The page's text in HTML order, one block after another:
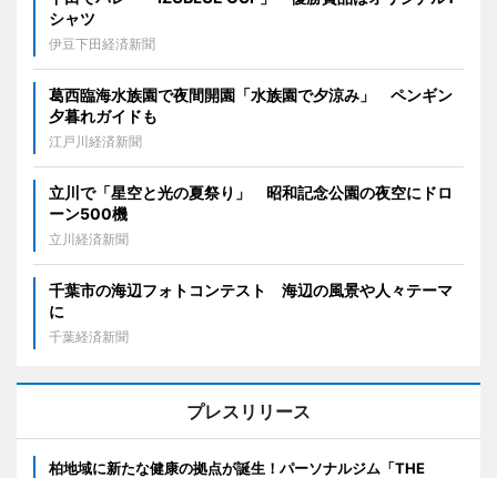
シャツ
伊豆下田経済新聞
葛西臨海水族園で夜間開園「水族園で夕涼み」 ペンギン
夕暮れガイドも
江戸川経済新聞
立川で「星空と光の夏祭り」 昭和記念公園の夜空にドロ
ーン500機
立川経済新聞
千葉市の海辺フォトコンテスト 海辺の風景や人々テーマ
に
千葉経済新聞
プレスリリース
柏地域に新たな健康の拠点が誕生！パーソナルジム「THE